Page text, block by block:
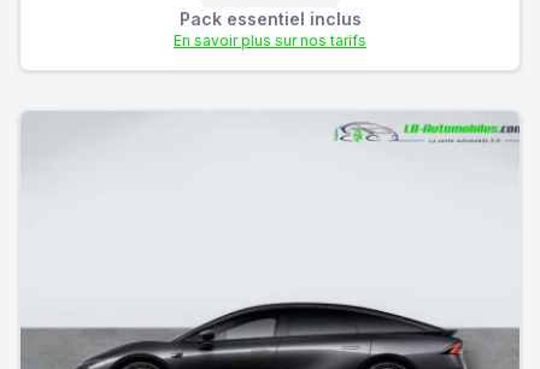
Pack essentiel inclus
En savoir plus sur nos tarifs